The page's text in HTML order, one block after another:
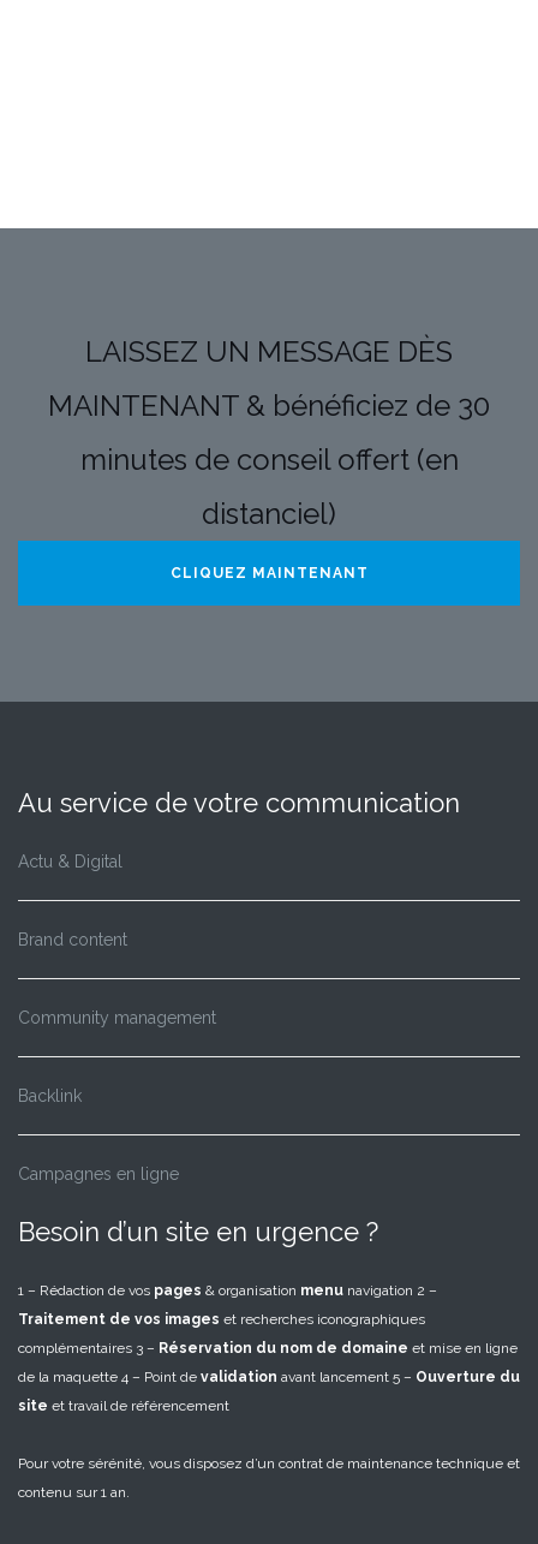
LAISSEZ UN MESSAGE DÈS
MAINTENANT & bénéficiez de 30
minutes de conseil offert (en
distanciel)
CLIQUEZ MAINTENANT
Au service de votre communication
Actu & Digital
Brand content
Community management
Backlink
Campagnes en ligne
Besoin d’un site en urgence ?
1 – Rédaction de vos pages & organisation menu navigation 2 –
Traitement de vos images et recherches iconographiques
complémentaires 3 – Réservation du nom de domaine et mise en ligne
de la maquette 4 – Point de validation avant lancement 5 – Ouverture du
site et travail de référencement
Pour votre sérénité, vous disposez d’un contrat de maintenance technique et
contenu sur 1 an.